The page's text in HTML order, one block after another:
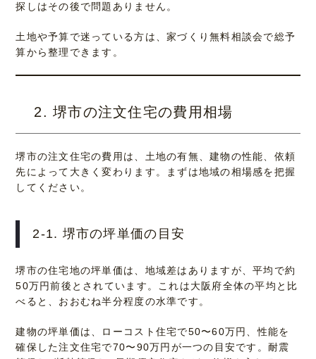
探しはその後で問題ありません。
土地や予算で迷っている方は、家づくり無料相談会で総予
算から整理できます。
2. 堺市の注文住宅の費用相場
堺市の注文住宅の費用は、土地の有無、建物の性能、依頼
先によって大きく変わります。まずは地域の相場感を把握
してください。
2-1. 堺市の坪単価の目安
堺市の住宅地の坪単価は、地域差はありますが、平均で約
50万円前後とされています。これは大阪府全体の平均と比
べると、おおむね半分程度の水準です。
建物の坪単価は、ローコスト住宅で50〜60万円、性能を
確保した注文住宅で70〜90万円が一つの目安です。耐震